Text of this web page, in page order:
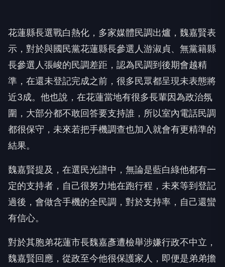
花蓮縣長選戰白熱化，多家媒體民調出爐，魏嘉賢表
示，對於與國民黨花蓮縣長參選人游淑貞、無黨籍縣
長參選人張峻的民調差距，認為民調到後期會越精
準，在還未登記完成之前，很多民眾都呈現未表態將
近3成。他也說，在花蓮當地有很多長輩因為政治氛
圍，大部分都不敢回答要支持誰，所以室內電話民調
都很保守，未來若把手機調查也加入就會有更精準的
結果。
魏嘉賢提及，在選民光譜中，無論是藍白綠他都有一
定的支持者，自己很努力地在跑行程，未來等到登記
過後，會做含手機的全民調，對於支持率，自己還蠻
有信心。
對於其胞弟花蓮市長魏嘉彥遭檢舉涉嫌行政不中立，
魏嘉賢回應，從政至今他很保護家人，即便是弟弟擔